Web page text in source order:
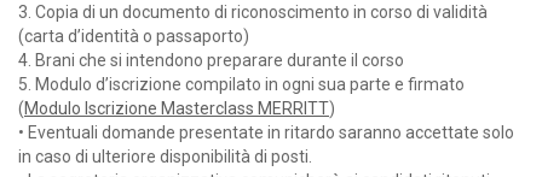
3. Copia di un documento di riconoscimento in corso di validità
(carta d’identità o passaporto)
4. Brani che si intendono preparare durante il corso
5. Modulo d’iscrizione compilato in ogni sua parte e firmato
(Modulo Iscrizione Masterclass MERRITT)
• Eventuali domande presentate in ritardo saranno accettate solo
in caso di ulteriore disponibilità di posti.